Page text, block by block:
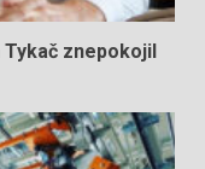
znepokojil